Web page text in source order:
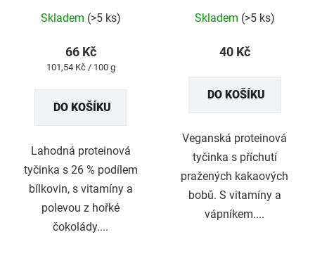
Skladem (>5 ks)
66 Kč
Měrná
101,54 Kč / 100 g
DO KOŠÍKU
Lahodná proteinová
tyčinka s 26 % podílem
bílkovin, s vitamíny a
polevou z hořké
čokolády....
hodnocení
je
z
hvězdiček.
Skladem (>5 ks)
40 Kč
DO KOŠÍKU
Veganská proteinová
tyčinka s příchutí
pražených kakaových
bobů. S vitamíny a
vápníkem....